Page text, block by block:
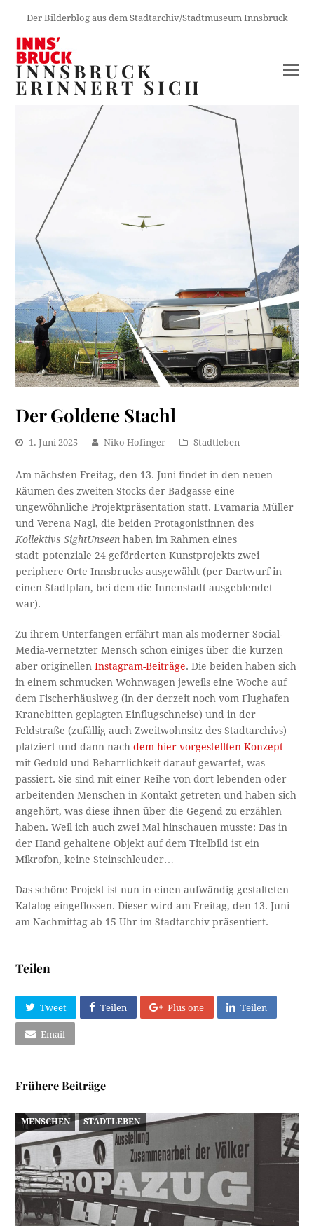
Der Bilderblog aus dem Stadtarchiv/Stadtmuseum Innsbruck
INNSBRUCK
ERINNERT SICH
Der Goldene Stachl
1. Juni 2025 Niko Hofinger Stadtleben
Am nächsten Freitag, den 13. Juni findet in den neuen
Räumen des zweiten Stocks der Badgasse eine
ungewöhnliche Projektpräsentation statt. Evamaria Müller
und Verena Nagl, die beiden Protagonistinnen des
Kollektivs SightUnseen haben im Rahmen eines
stadt_potenziale 24 geförderten Kunstprojekts zwei
periphere Orte Innsbrucks ausgewählt (per Dartwurf in
einen Stadtplan, bei dem die Innenstadt ausgeblendet
war).
Zu ihrem Unterfangen erfährt man als moderner Social-
Media-vernetzter Mensch schon einiges über die kurzen
aber originellenInstagram-Beiträge. Die beiden haben sich
in einem schmucken Wohnwagen jeweils eine Woche auf
dem Fischerhäuslweg (in der derzeit noch vom Flughafen
Kranebitten geplagten Einflugschneise) und in der
Feldstraße (zufällig auch Zweitwohnsitz des Stadtarchivs)
platziert und dann nachdem hier vorgestellten Konzept
mit Geduld und Beharrlichkeit darauf gewartet, was
passiert. Sie sind mit einer Reihe von dort lebenden oder
arbeitenden Menschen in Kontakt getreten und haben sich
angehört, was diese ihnen über die Gegend zu erzählen
haben. Weil ich auch zwei Mal hinschauen musste: Das in
der Hand gehaltene Objekt auf dem Titelbild ist ein
Mikrofon, keine Steinschleuder…
Das schöne Projekt ist nun in einen aufwändig gestalteten
Katalog eingeflossen. Dieser wird am Freitag, den 13. Juni
am Nachmittag ab 15 Uhr im Stadtarchiv präsentiert.
Teilen
Tweet Teilen Plus one Teilen
Email
Frühere Beiträge
MENSCHEN STADTLEBEN